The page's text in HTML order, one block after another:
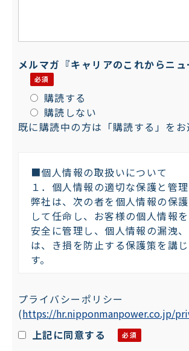
メルマガ『キャリアのこれからニ
購読する
購読しない
既に購読中の方は「購読する」を
■個人情報の取扱いについて
１．個人情報の適切な保護と管
弊社は、次の者を個人情報の保
して任命し、お客様の個人情報
安全に管理し、個人情報の漏洩
は、き損を防止する保護策を講
す。
理者：プライバシーマーク委員
〒101-0042 東京都千代田区神
４７－１
TEL：03-5294-5011 FAX：03-
プライバシーポリシー
(https://hr.nipponmanpower.co.jp/
上記に同意する